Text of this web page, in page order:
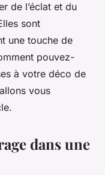
de l’éclat et du
sont
une touche de
pouvez-
à votre déco de
vous
dans une